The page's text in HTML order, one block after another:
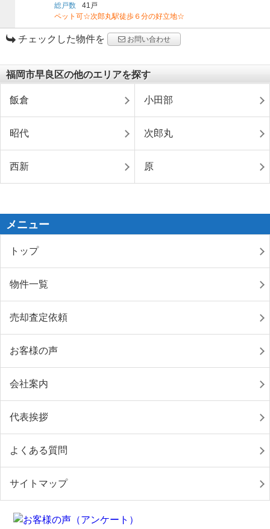
総戸数
41戸
ペット可☆次郎丸駅徒歩６分の好立地☆
チェックした物件を お問い合わせ
福岡市早良区の他のエリアを探す
飯倉 小田部
昭代 次郎丸
西新 原
メニュー
トップ
物件一覧
売却査定依頼
お客様の声
会社案内
代表挨拶
よくある質問
サイトマップ